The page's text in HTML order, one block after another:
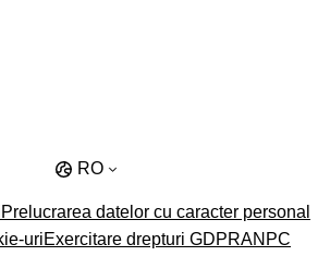
RO
Prelucrarea datelor cu caracter personal
uriExercitare drepturi GDPRANPC